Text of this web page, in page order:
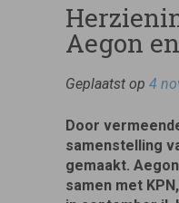
Aegon
Geplaatst op 4
Door
samenstelling
gemaakt.
samen met